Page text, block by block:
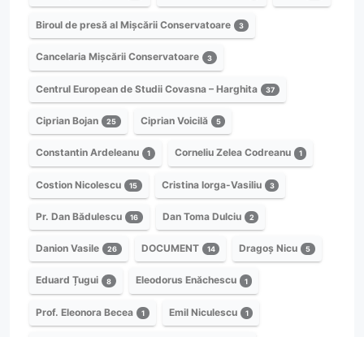
Biroul de presă al Mișcării Conservatoare 3
Cancelaria Mișcării Conservatoare 3
Centrul European de Studii Covasna – Harghita 37
Ciprian Bojan 25 Ciprian Voicilă 5
Constantin Ardeleanu 1 Corneliu Zelea Codreanu 1
Costion Nicolescu 15 Cristina Iorga-Vasiliu 3
Pr. Dan Bădulescu 16 Dan Toma Dulciu 2
Danion Vasile 26 DOCUMENT 14 Dragoș Nicu 5
Eduard Țugui 8 Eleodorus Enăchescu 1
Prof. Eleonora Becea 1 Emil Niculescu 1